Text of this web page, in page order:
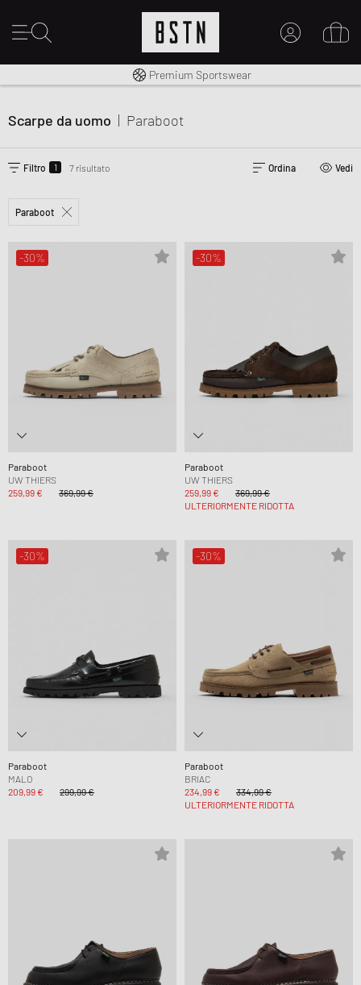
IL MIO ACCOUNT
Consegna gratuita in Italia da 100€
Premium Sportswear
Scarpe da uomo | Paraboot
Filtro 1 7 risultato Ordina Vedi
Paraboot
-30%
Paraboot
UW THIERS
259,99 €
369,99 €
-30%
Paraboot
UW THIERS
259,99 €
369,99 €
ULTERIORMENTE RIDOTTA
-30%
Paraboot
MALO
209,99 €
299,99 €
-30%
Paraboot
BRIAC
234,99 €
334,99 €
ULTERIORMENTE RIDOTTA